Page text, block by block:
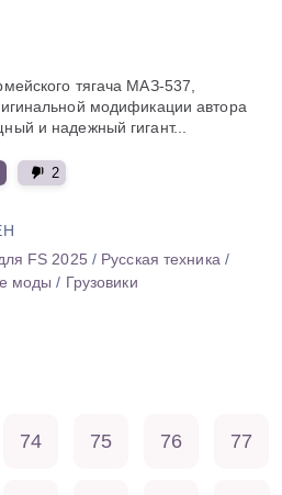
тягача МАЗ-537,
модификации автора
и надежный гигант...
2
FS 2025 / Русская техника/
моды / Грузовики
74 75 76 77